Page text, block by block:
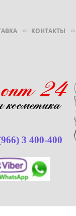
КОНТАКТЫ
3 400-400